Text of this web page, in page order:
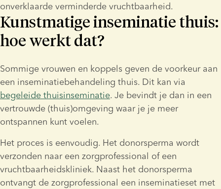
onverklaarde verminderde vruchtbaarheid.
Kunstmatige inseminatie thuis:
hoe werkt dat?
Sommige vrouwen en koppels geven de voorkeur aan
begeleide thuisinseminatie. Je bevindt je dan in een
vertrouwde (thuis)omgeving waar je je meer
ontspannen kunt voelen.
Het proces is eenvoudig. Het donorsperma wordt
verzonden naar een zorgprofessional of een
vruchtbaarheidskliniek. Naast het donorsperma
ontvangt de zorgprofessional een inseminatieset met